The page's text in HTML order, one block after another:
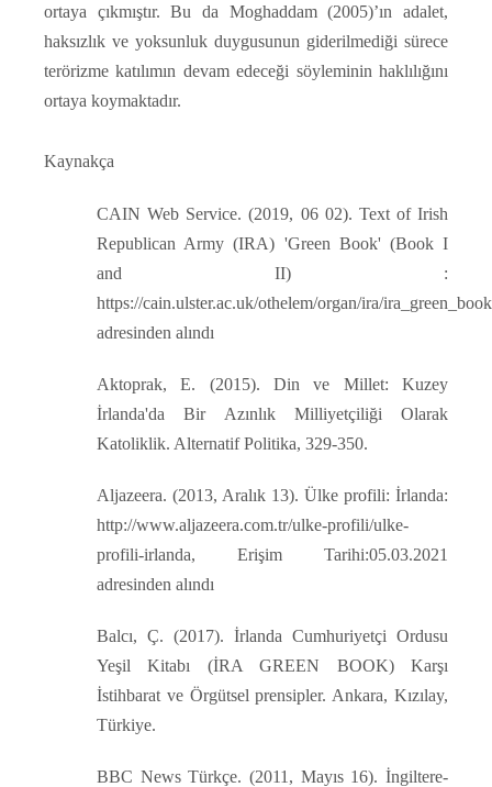
ortaya çıkmıştır. Bu da Moghaddam (2005)’ın adalet,
haksızlık ve yoksunluk duygusunun giderilmediği sürece
terörizme katılımın devam edeceği söyleminin haklılığını
ortaya koymaktadır.
Kaynakça
CAIN Web Service. (2019, 06 02). Text of Irish
Republican Army (IRA) 'Green Book' (Book I
and II) :
https://cain.ulster.ac.uk/othelem/organ/ira/
adresinden alındı
Aktoprak, E. (2015). Din ve Millet: Kuzey
İrlanda'da Bir Azınlık Milliyetçiliği Olarak
Katoliklik. Alternatif Politika, 329-350.
Aljazeera. (2013, Aralık 13). Ülke profili: İrlanda:
http://www.aljazeera.com.tr/ulke-profili/ulke-
profili-irlanda, Erişim Tarihi:05.03.2021
adresinden alındı
Balcı, Ç. (2017). İrlanda Cumhuriyetçi Ordusu
Yeşil Kitabı (İRA GREEN BOOK) Karşı
İstihbarat ve Örgütsel prensipler. Ankara, Kızılay,
Türkiye.
BBC News Türkçe. (2011, Mayıs 16). İngiltere-